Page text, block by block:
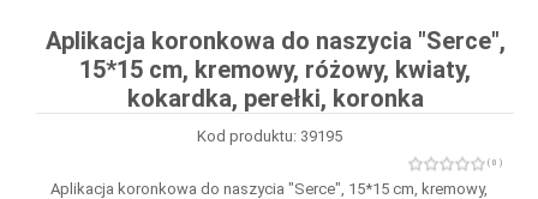
Aplikacja koronkowa do naszycia "Serce",
15*15 cm, kremowy, różowy, kwiaty,
kokardka, perełki, koronka
Kod produktu: 39195
( 0 )
Aplikacja koronkowa do naszycia "Serce", 15*15 cm, kremowy,